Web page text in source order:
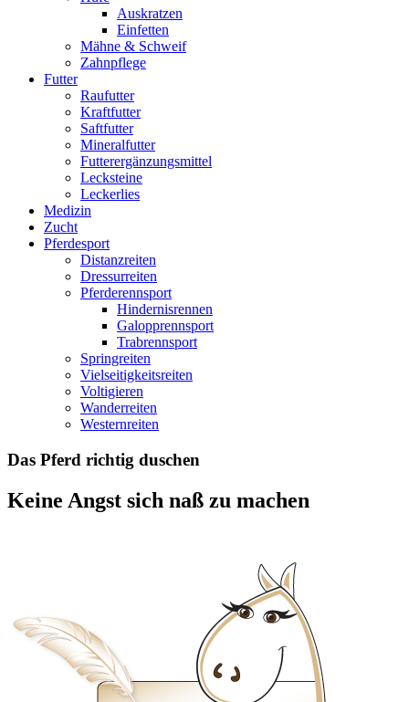
Auskratzen
Einfetten
Mähne & Schweif
Zahnpflege
Futter
Raufutter
Kraftfutter
Saftfutter
Mineralfutter
Futterergänzungsmittel
Lecksteine
Leckerlies
Medizin
Zucht
Pferdesport
Distanzreiten
Dressurreiten
Pferderennsport
Hindernisrennen
Galopprennsport
Trabrennsport
Springreiten
Vielseitigkeitsreiten
Voltigieren
Wanderreiten
Westernreiten
Das Pferd richtig duschen
Keine Angst sich naß zu machen